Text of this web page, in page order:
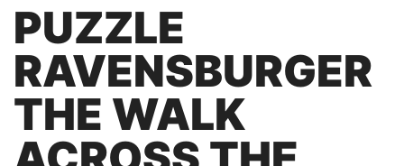
PUZZLE
RAVENSBURGER
THE WALK